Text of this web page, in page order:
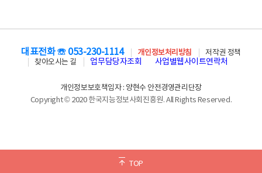
TOP
대표전화 ☏ 053-230-1114 개인정보처리방침
저작권 정책
찾아오시는 길
업무담당자조회 사업별웹사이트연락처
개인정보보호책임자 : 양현수 안전경영관리단장
Copyright © 2020 한국지능정보사회진흥원. All Rights Reserved.